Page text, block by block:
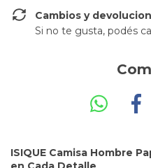
Cambios y
Si no te gusta, podés
ISIQUE Camisa Hombre